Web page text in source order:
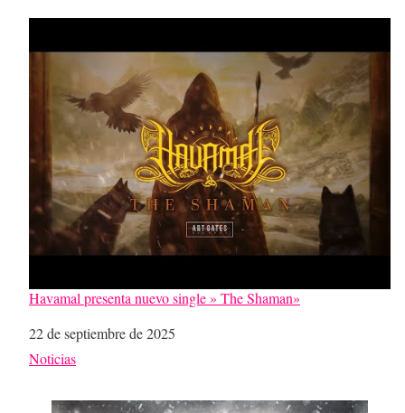
Havamal presenta nuevo single » The Shaman»
Fecha
22 de septiembre de 2025
Respecto a
Noticias